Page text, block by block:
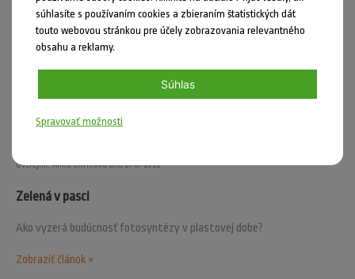
Uverejnil: Anna Uhrinová dňa 21.07.2026
Zelená v pasci
Ako vyzerá budúcnosť fotosyntézy v plastovej dobe?
Zobraziť článok »
súhlasíte s používaním cookies a zbieraním štatistických dát
touto webovou stránkou pre účely zobrazovania relevantného
obsahu a reklamy.
Súhlas
Spravovať možnosti